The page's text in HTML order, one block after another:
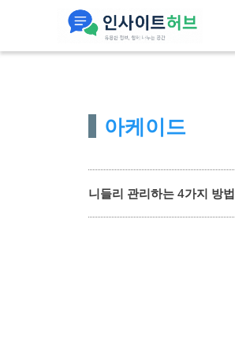
아케이드
니들리 관리하는 4가지 방법